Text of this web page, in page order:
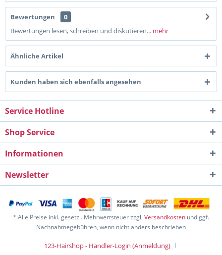
Bewertungen
0
Bewertungen lesen, schreiben und diskutieren... mehr
Ähnliche Artikel
Kunden haben sich ebenfalls angesehen
Service Hotline
Shop Service
Informationen
Newsletter
* Alle Preise inkl. gesetzl. Mehrwertsteuer zzgl.Versandkosten und ggf.
Nachnahmegebühren, wenn nicht anders beschrieben
123-Hairshop - Händler-Login (Anmeldung)